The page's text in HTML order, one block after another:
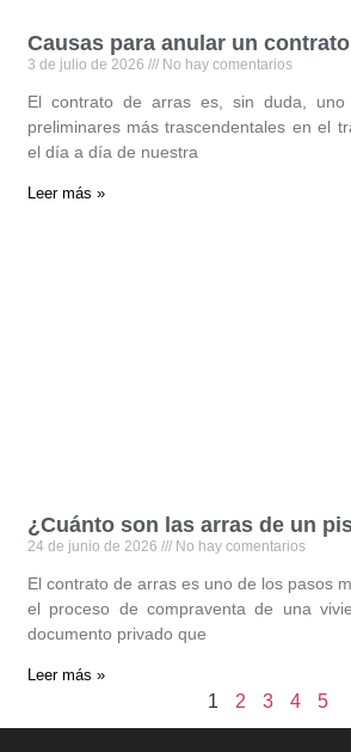
Causas para anular un
3 de julio de 2026 No hay comentarios
El contrato de arras es, sin duda, uno
preliminares más trascendentales en el
el día a día de nuestra
Leer más »
¿Cuánto son las arras de un
24 de junio de 2026 No hay comentarios
El contrato de arras es uno de los pasos
el proceso de compraventa de una
documento privado que
Leer más »
1 2 3 4 5